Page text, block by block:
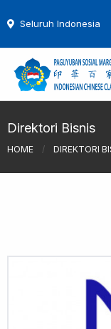
Seluruh Indonesia
Direktori Bisnis
HOME / DIREKTORI